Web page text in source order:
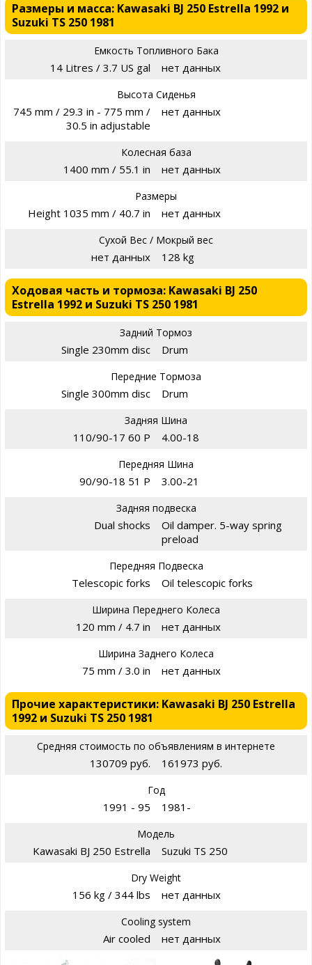
Размеры и масса: Kawasaki BJ 250 Estrella 1992 и
Suzuki TS 250 1981
Емкость Топливного Бака
14 Litres / 3.7 US gal нет данных
Высота Сиденья
745 mm / 29.3 in - 775 mm /
30.5 in adjustable
нет данных
Колесная база
1400 mm / 55.1 in нет данных
Размеры
Height 1035 mm / 40.7 in нет данных
Сухой Вес / Мокрый вес
нет данных 128 kg
Ходовая часть и тормоза: Kawasaki BJ 250
Estrella 1992 и Suzuki TS 250 1981
Задний Тормоз
Single 230mm disc Drum
Передние Тормоза
Single 300mm disc Drum
Задняя Шина
110/90-17 60 P 4.00-18
Передняя Шина
90/90-18 51 P 3.00-21
Задняя подвеска
Dual shocks
Oil damper. 5-way spring
preload
Передняя Подвеска
Telescopic forks Oil telescopic forks
Ширина Переднего Колеса
120 mm / 4.7 in нет данных
Ширина Заднего Колеса
75 mm / 3.0 in нет данных
Прочие характеристики: Kawasaki BJ 250 Estrella
1992 и Suzuki TS 250 1981
Средняя стоимость по объявлениям в интернете
130709 руб. 161973 руб.
Год
1991 - 95 1981-
Модель
Kawasaki BJ 250 Estrella Suzuki TS 250
Dry Weight
156 kg / 344 lbs нет данных
Cooling system
Air cooled нет данных